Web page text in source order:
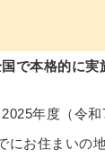
で本格的に実
年度（令
お住まいの